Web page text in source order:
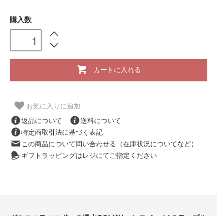
購入数
カートに入れる
お気に入りに追加
返品について
送料について
特定商取引法に基づく表記
この商品について問い合わせる（在庫状況についてなど）
ギフトラッピングはレジにてご指定ください